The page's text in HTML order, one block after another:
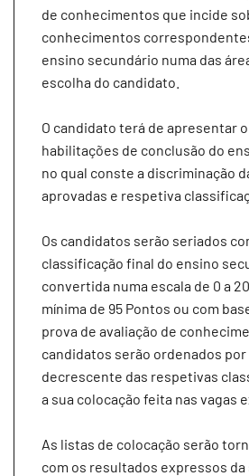
de conhecimentos que incide
conhecimentos
ensino secundário numa das
escolha do candidato.
O candidato terá de apresentar
habilitações de conclusão do
no qual conste a discriminação
aprovadas e respetiva
Os candidatos serão seriados
classificação final do ensino
convertida numa escala de 0 a
mínima de 95 Pontos ou com
prova de avaliação de
candidatos serão ordenados
decrescente das respetivas
a sua colocação feita nas vagas
As listas de colocação serão
com os resultados expressos